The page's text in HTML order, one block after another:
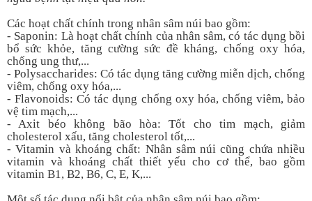
Các hoạt chất chính trong nhân sâm núi bao gồm:
- Saponin: Là hoạt chất chính của nhân sâm, có tác dụng bồi
bổ sức khỏe, tăng cường sức đề kháng, chống oxy hóa,
chống ung thư,...
- Polysaccharides: Có tác dụng tăng cường miễn dịch, chống
viêm, chống oxy hóa,...
- Flavonoids: Có tác dụng chống oxy hóa, chống viêm, bảo
vệ tim mạch,...
- Axit béo không bão hòa: Tốt cho tim mạch, giảm
cholesterol xấu, tăng cholesterol tốt,...
- Vitamin và khoáng chất: Nhân sâm núi cũng chứa nhiều
vitamin và khoáng chất thiết yếu cho cơ thể, bao gồm
vitamin B1, B2, B6, C, E, K,...